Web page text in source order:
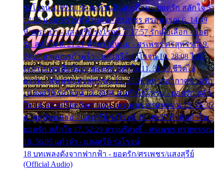
รุ่งโรจน์ 4. 09:51 รักสะท้านดินสะเทือน - ยอดรัก สลักใจ 5.
12:23 มอเตอร์ไซค์ทำหล่น - ศรเพชร ศรสุพรรณ 6. 14:49
หิ้วกระเป๋า - แสงสุรีย์ รุ่งโรจน์ 7. 17:57 รักเผื่อเลือก - ยอด
รัก สลักใจ 8. 21:21 น้ำตาไอ้หนุ่ม - ศรเพชร ศรสุพรรณ 9.
24:27 สามเณรกำพร้า - แสงสุรีย์ รุ่งโรจน์ 10. 28:08 ไม่มี
เวลาไปหาเมียน้อย - ยอดรัก สลักใจ 11. 31:29 ชีวิตไอ้
ธรรม - ศรเพชร ศรสุพรรณ 12. 35:26 ทหารอากาศขาดรัก
- แสงสุรีย์ รุ่งโรจน์ 13. 39:01 คนหัวใจโทรม - ยอดรัก สลัก
ใจ 14. 42:49 ไอ้หวังตายแน่ - ศรเพชร ศรสุพรรณ 15. 46:35
ธาตุแท้ของเธอ - แสงสุรีย์ รุ่งโรจน์ 16. 49:57 กำนันกำใน -
ยอดรัก สลักใจ 17. 52:29 สาวบริสุทธิ์ - ศรเพชร ศรสุพรรณ
18. 56:05 แต๋วจ๋า - แสงสุรีย์ รุ่งโรจน์
18 บทเพลงดังจากฟากฟ้า - ยอดรัก/ศรเพชร/แสงสุรีย์
(Official Audio)